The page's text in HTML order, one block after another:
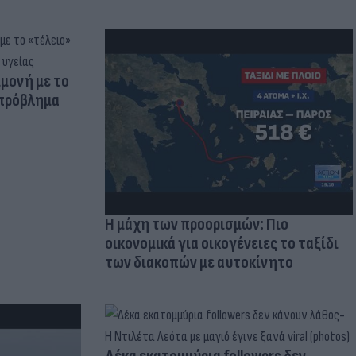
με το
Η μάχη των προορισμών: Πιο
οικονομικά για οικογένειες το ταξίδι
των διακοπών με αυτοκίνητο